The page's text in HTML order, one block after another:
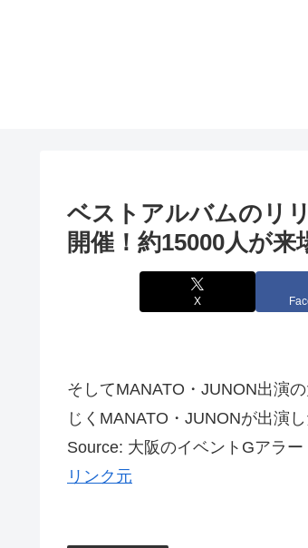
ベストアルバムのリ
開催！約15000人が来
X
そしてMANATO・JUNON出演
じくMANATO・JUNONが出演
Source: 大阪のイベントGアラー
リンク元